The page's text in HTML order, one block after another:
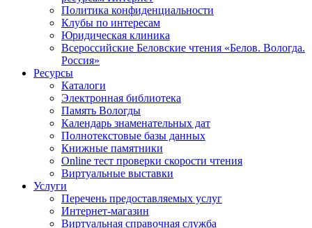
Политика конфиденциальности
Клубы по интересам
Юридическая клиника
Всероссийские Беловские чтения «Белов. Вологда.
Россия»
Ресурсы
Каталоги
Электронная библиотека
Память Вологды
Календарь знаменательных дат
Полнотекстовые базы данных
Книжные памятники
Online тест проверки скорости чтения
Виртуальные выставки
Услуги
Перечень предоставляемых услуг
Интернет-магазин
Виртуальная справочная служба